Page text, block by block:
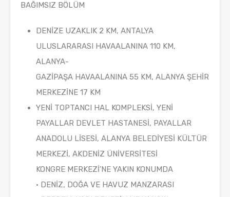
BAĞIMSIZ BÖLÜM
DENİZE UZAKLIK 2 KM, ANTALYA
ULUSLARARASI HAVAALANINA 110 KM,
ALANYA-
GAZİPAŞA HAVAALANINA 55 KM, ALANYA ŞEHİR
MERKEZİNE 17 KM
YENİ TOPTANCI HAL KOMPLEKSİ, YENİ
PAYALLAR DEVLET HASTANESİ, PAYALLAR
ANADOLU LİSESİ, ALANYA BELEDİYESİ KÜLTÜR
MERKEZİ, AKDENİZ ÜNİVERSİTESİ
KONGRE MERKEZİ’NE YAKIN KONUMDA
• DENİZ, DOĞA VE HAVUZ MANZARASI